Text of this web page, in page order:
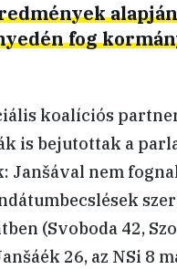
fog
koalíciós
is bejutottak a
Janšával nem
(Svoboda 42,
26, az NSi 8